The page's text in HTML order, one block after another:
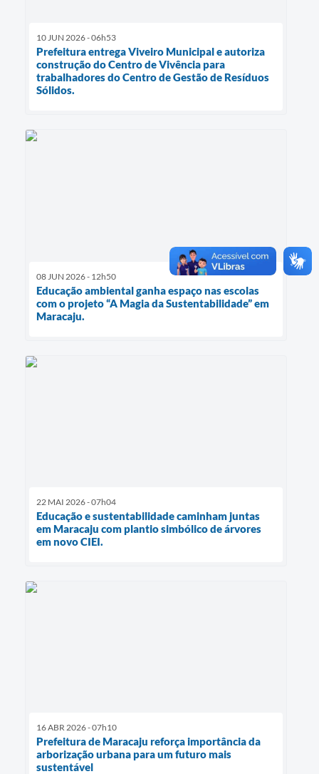
10 JUN 2026 - 06h53
Prefeitura entrega Viveiro Municipal e autoriza
construção do Centro de Vivência para
trabalhadores do Centro de Gestão de Resíduos
Sólidos.
08 JUN 2026 - 12h50
Educação ambiental ganha espaço nas escolas
com o projeto “A Magia da Sustentabilidade” em
Maracaju.
22 MAI 2026 - 07h04
Educação e sustentabilidade caminham juntas
em Maracaju com plantio simbólico de árvores
em novo CIEI.
16 ABR 2026 - 07h10
Prefeitura de Maracaju reforça importância da
arborização urbana para um futuro mais
sustentável